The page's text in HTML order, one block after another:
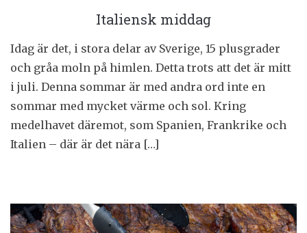
Italiensk middag
Idag är det, i stora delar av Sverige, 15 plusgrader
och gråa moln på himlen. Detta trots att det är mitt
i juli. Denna sommar är med andra ord inte en
sommar med mycket värme och sol. Kring
medelhavet däremot, som Spanien, Frankrike och
Italien – där är det nära […]